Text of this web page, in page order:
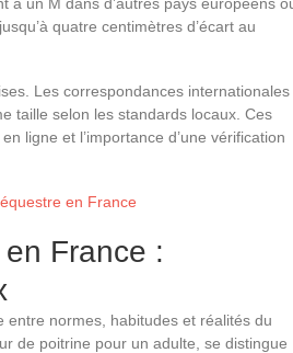
quatre centimètres d’écart au
Les correspondances internationales
taille selon les standards locaux. Ces
ligne et l’importance d’une vérification
en France
France :
entre normes, habitudes et réalités du
de poitrine pour un adulte, se distingue